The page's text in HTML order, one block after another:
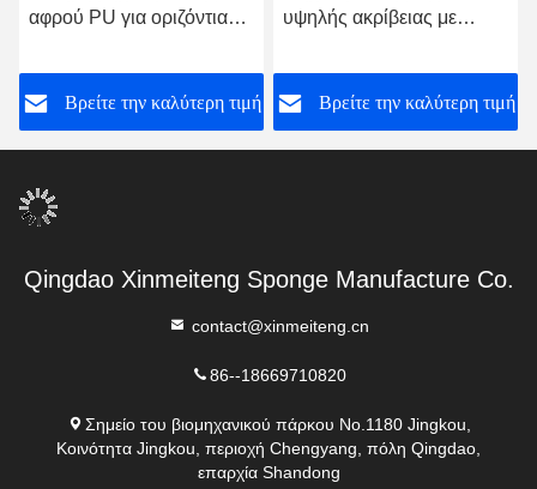
αφρού PU για οριζόντια
γραμμές με κυλίνδρο
αυτοαπό πίεση και
περιέλιξη 2200mm πλάτος
Βρείτε την καλύτερη τιμή
υψηλής ακρίβειας με
εργαλείων και υψηλή
ακρίβεια κοπής
Βρείτε την καλύτερη τιμή
Qingdao Xinmeiteng Sponge Manufacture Co.
contact@xinmeiteng.cn
86--18669710820
Σημείο του βιομηχανικού πάρκου No.1180 Jingkou,
Κοινότητα Jingkou, περιοχή Chengyang, πόλη Qingdao,
επαρχία Shandong